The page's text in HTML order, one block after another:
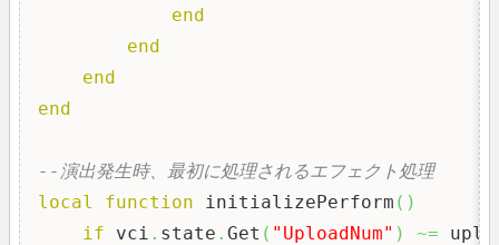
end
end
end
end
--演出発生時、最初に処理されるエフェクト処理
local
function initializePerform ( )
if vci . state . Get ( "UploadNum" ) ~=